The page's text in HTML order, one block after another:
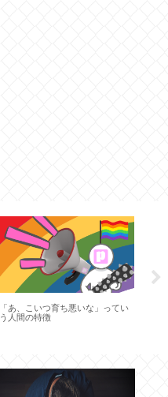
「あ、こいつ育ち悪いな」ってい
う人間の特徴